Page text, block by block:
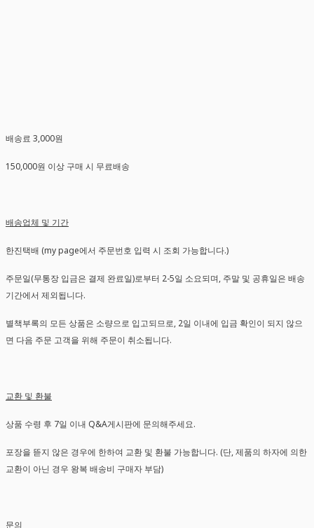
배송료 3,000원
150,000원 이상 구매 시 무료배송
배송업체 및 기간
한진택배 (my page에서 주문번호 입력 시 조회 가능합니다.)
주문일(무통장 입금은 결제 완료일)로부터 2-5일 소요되며, 주말 및 공휴일은 배송
기간에서 제외됩니다.
별책부록의 모든 상품은 소량으로 입고되므로, 2일 이내에 입금 확인이 되지 않으
면 다음 주문 고객을 위해 주문이 취소됩니다.
교환 및 환불
상품 수령 후 7일 이내 Q&A게시판에 문의해주세요.
포장을 뜯지 않은 경우에 한하여 교환 및 환불 가능합니다. (단, 제품의 하자에 의한
교환이 아닌 경우 왕복 배송비 구매자 부담)
문의